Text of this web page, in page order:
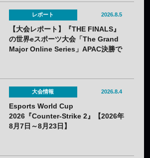
レポート 2026.8.5
【大会レポート】『THE FINALS』
の世界eスポーツ大会「The Grand
Major Online Series」APAC決勝で
大会情報 2026.8.4
Esports World Cup
2026『Counter-Strike 2』【2026年
8月7日～8月23日】